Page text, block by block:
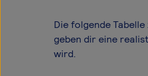
Die folgende
geben dir eine
wird.